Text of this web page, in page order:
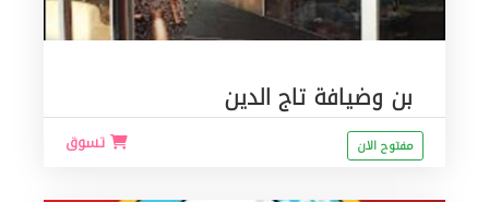
بن وضيافة تاج الدين
تسوق مفتوح الان